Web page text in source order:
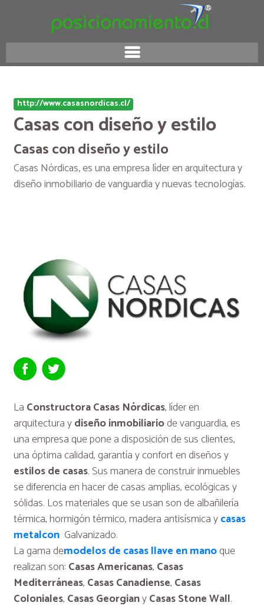
http://www.casasnordicas.cl/
Casas con diseño y estilo
Casas con diseño y estilo
Casas Nórdicas, es una empresa líder en arquitectura y
diseño inmobiliario de vanguardia y nuevas tecnologías.
La Constructora Casas Nórdicas, líder en
arquitectura ydiseño inmobiliariode vanguardia, es
una empresa que pone a disposición de sus clientes,
una óptima calidad, garantía y confort en diseños y
estilos de casas. Sus manera de construir inmuebles
se diferencia en hacer de casas amplias, ecológicas y
sólidas. Los materiales que se usan son de albañilería
térmica, hormigón térmico, madera antisísmica ycasas
metalcon Galvanizado.
La gama demodelos de casas llave en manoque
realizan son: Casas Americanas, Casas
Mediterráneas, Casas Canadiense, Casas
Coloniales, Casas GeorgianyCasas Stone Wall.